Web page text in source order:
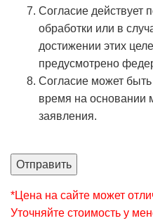
Согласие действует
обработки или в
достижении этих
предусмотрено
Согласие может
время на основании
заявления.
Отправить
*Цена на сайте может
Уточняйте стоимость у